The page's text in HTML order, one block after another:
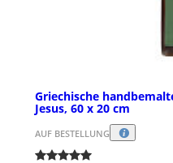
Griechische
Jesus, 60 x 20 cm
AUF BESTELLUNG